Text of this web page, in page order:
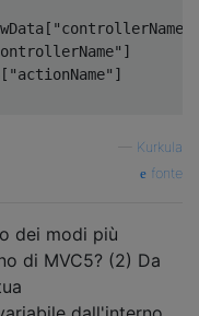
controllerName
]
[ "actionName" ]
Kurkula
fonte
dei modi più
di MVC5? (2) Da